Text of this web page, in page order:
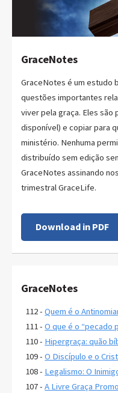
GraceNotes
GraceNotes é um estudo
questões importantes
viver pela graça. Eles
disponível) e copiar para
ministério. Nenhuma
distribuído sem edição
GraceNotes assinando
trimestral GraceLife.
Download in PDF
GraceNotes
112 -Quem é o
111 -O que é o “pecado
110 - Hipergraça: quão
109 -O Discípulo e o
108 - Legalismo: O
107 -A Livre Graça